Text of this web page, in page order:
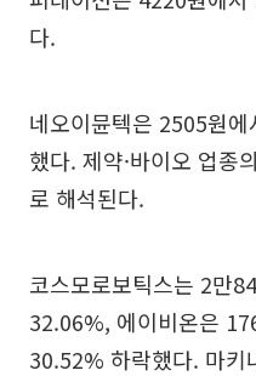
다.
네오이뮨텍은 2505원
했다. 제약·바이오 업종
로 해석된다.
코스모로보틱스는 2만
32.06%, 에이비온은
30.52% 하락했다. 마키